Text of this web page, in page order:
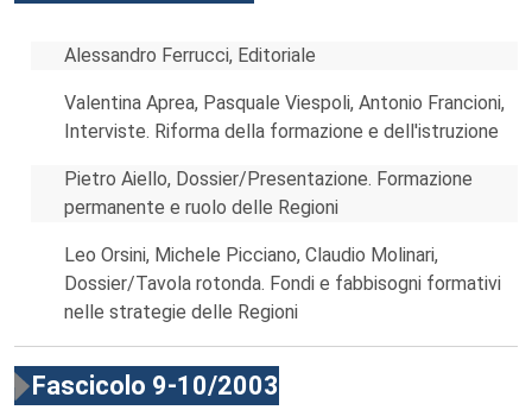
Alessandro Ferrucci, Editoriale
Valentina Aprea, Pasquale Viespoli, Antonio Francioni,
Interviste. Riforma della formazione e dell'istruzione
Pietro Aiello, Dossier/Presentazione. Formazione
permanente e ruolo delle Regioni
Leo Orsini, Michele Picciano, Claudio Molinari,
Dossier/Tavola rotonda. Fondi e fabbisogni formativi
nelle strategie delle Regioni
Fascicolo 9-10/2003